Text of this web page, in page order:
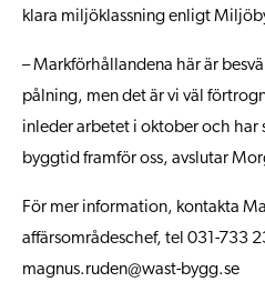
klara miljöklassning enligt
– Markförhållandena här är
pålning, men det är vi väl
inleder arbetet i oktober och har
byggtid framför oss, avslutar
För mer information, kontakta
affärsområdeschef, tel 031-733
magnus.ruden@wast-bygg.se